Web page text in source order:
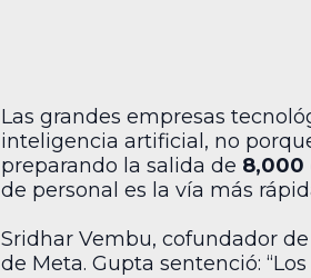
Las grandes empresas
inteligencia artificial, no
preparando la salida de 8,000
de personal es la vía más
Sridhar Vembu, cofundador
de Meta. Gupta sentenció: